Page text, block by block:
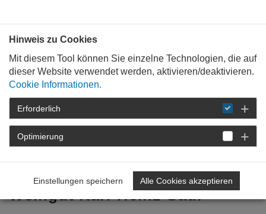
STARTSEITE
WEIN &
ARCHITEKTUR
ARCHITEKTURPREIS WEIN
2016
WEINGUT KARL-
Weingut Karl-Heinz Gaul
Hinweis zu Cookies
Mit diesem Tool können Sie einzelne Technologien, die auf
dieser Website verwendet werden, aktivieren/deaktivieren.
Cookie Informationen.
Erforderlich
Optimierung
Einstellungen speichern Alle Cookies akzeptieren